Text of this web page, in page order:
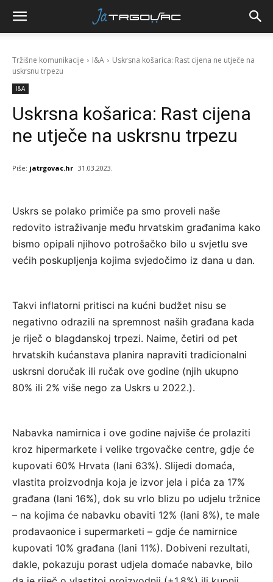
Tržišne komunikacije I&A
Uskrsna košarica: Rast cijena ne utječe na
uskrsnu trpezu
I&A
Uskrsna košarica: Rast cijena
ne utječe na uskrsnu trpezu
Piše: jatrgovac.hr 31.03.2023.
Uskrs se polako primiče pa smo proveli naše
redovito istraživanje među hrvatskim građanima kako
bismo opipali njihovo potrošačko bilo u svjetlu sve
većih poskupljenja kojima svjedočimo iz dana u dan.
Takvi inflatorni pritisci na kućni budžet nisu se
negativno odrazili na spremnost naših građana kada
je riječ o blagdanskoj trpezi. Naime, četiri od pet
hrvatskih kućanstava planira napraviti tradicionalni
uskrsni doručak ili ručak ove godine (njih ukupno
80% ili 2% više nego za Uskrs u 2022.).
Nabavka namirnica i ove godine najviše će prolaziti
kroz hipermarkete i velike trgovačke centre, gdje će
kupovati 60% Hrvata (lani 63%). Slijedi domaća,
vlastita proizvodnja koja je izvor jela i pića za 17%
građana (lani 16%), dok su vrlo blizu po udjelu tržnice
– na kojima će nabavku obaviti 12% (lani 8%), te male
prodavaonice i supermarketi – gdje će namirnice
kupovati 10% građana (lani 11%). Dobiveni rezultati,
dakle, pokazuju porast udjela domaće nabavke, bilo